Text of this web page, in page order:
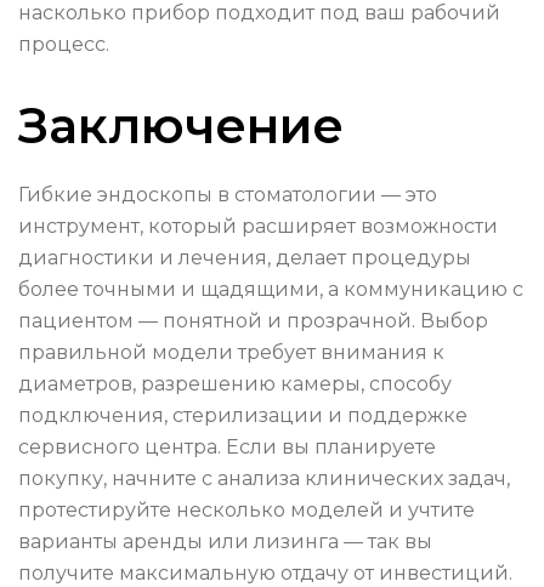
насколько прибор подходит под ваш рабочий
процесс.
Заключение
Гибкие эндоскопы в стоматологии — это
инструмент, который расширяет возможности
диагностики и лечения, делает процедуры
более точными и щадящими, а коммуникацию с
пациентом — понятной и прозрачной. Выбор
правильной модели требует внимания к
диаметров, разрешению камеры, способу
подключения, стерилизации и поддержке
сервисного центра. Если вы планируете
покупку, начните с анализа клинических задач,
протестируйте несколько моделей и учтите
варианты аренды или лизинга — так вы
получите максимальную отдачу от инвестиций.